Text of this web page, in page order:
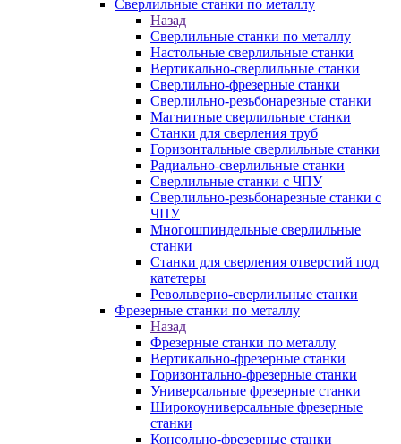
Сверлильные станки по металлу
Назад
Сверлильные станки по металлу
Настольные сверлильные станки
Вертикально-сверлильные станки
Сверлильно-фрезерные станки
Сверлильно-резьбонарезные станки
Магнитные сверлильные станки
Станки для сверления труб
Горизонтальные сверлильные станки
Радиально-сверлильные станки
Сверлильные станки с ЧПУ
Сверлильно-резьбонарезные станки с
ЧПУ
Многошпиндельные сверлильные
станки
Станки для сверления отверстий под
катетеры
Револьверно-сверлильные станки
Фрезерные станки по металлу
Назад
Фрезерные станки по металлу
Вертикально-фрезерные станки
Горизонтально-фрезерные станки
Универсальные фрезерные станки
Широкоуниверсальные фрезерные
станки
Консольно-фрезерные станки